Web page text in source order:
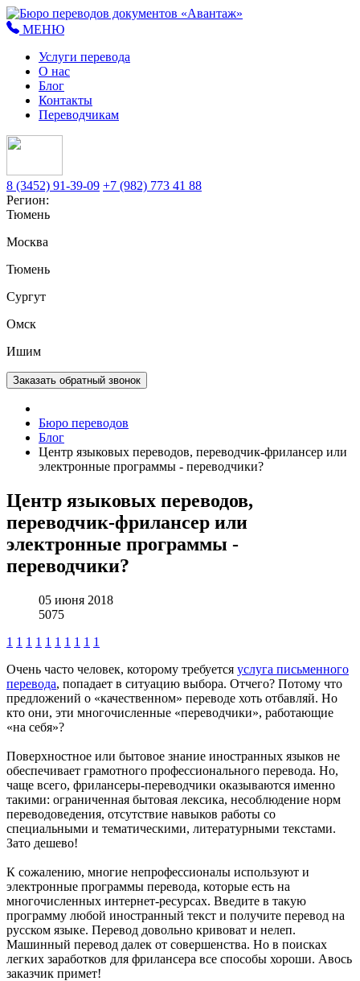
МЕНЮ
Услуги перевода
О нас
Блог
Контакты
Переводчикам
8 (3452) 91-39-09 +7 (982) 773 41 88
Регион:
Тюмень
Москва
Тюмень
Сургут
Омск
Ишим
Заказать обратный звонок
Бюро переводов
Блог
Центр языковых переводов, переводчик-фрилансер или
электронные программы - переводчики?
Центр языковых переводов,
переводчик-фрилансер или
электронные программы -
переводчики?
05 июня 2018
5075
1 1 1 1 1 1 1 1 1 1
Очень часто человек, которому требуется услуга письменного
перевода, попадает в ситуацию выбора. Отчего? Потому что
предложений о «качественном» переводе хоть отбавляй. Но
кто они, эти многочисленные «переводчики», работающие
«на себя»?
Поверхностное или бытовое знание иностранных языков не
обеспечивает грамотного профессионального перевода. Но,
чаще всего, фрилансеры-переводчики оказываются именно
такими: ограниченная бытовая лексика, несоблюдение норм
переводоведения, отсутствие навыков работы со
специальными и тематическими, литературными текстами.
Зато дешево!
К сожалению, многие непрофессионалы используют и
электронные программы перевода, которые есть на
многочисленных интернет-ресурсах. Введите в такую
программу любой иностранный текст и получите перевод на
русском языке. Перевод довольно кривоват и нелеп.
Машинный перевод далек от совершенства. Но в поисках
легких заработков для фрилансера все способы хороши. Авось
заказчик примет!